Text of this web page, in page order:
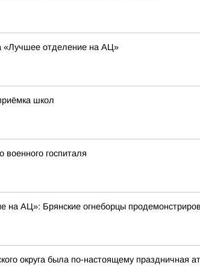
«Лучшее отделение на АЦ»
школ
госпиталя
на АЦ»: Брянские огнеборцы
округа была по-настоящему